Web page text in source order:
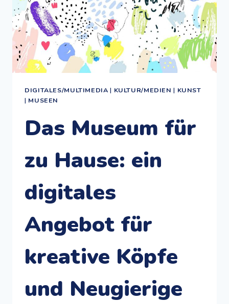
DIGITALES/MULTIMEDIA | KULTUR/MEDIEN | KUNST
| MUSEEN
Das Museum für
zu Hause: ein
digitales
Angebot für
kreative Köpfe
und Neugierige